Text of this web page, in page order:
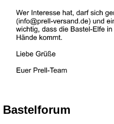
Bastelforum